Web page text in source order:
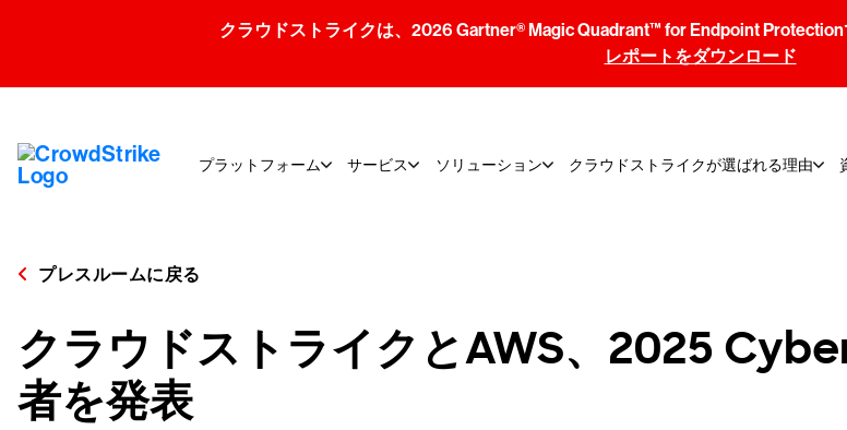
クラウドストライクは、2026 Gartner® Magic Quadrant™ for Endpoint Protection
レポートをダウンロード
プラットフォーム サービス ソリューション クラウドストライクが選ばれる理由
プレスルームに戻る
クラウドストライクとAWS、2025
者を発表